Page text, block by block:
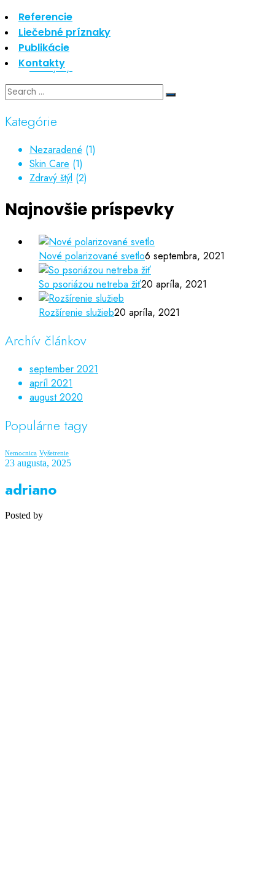
Referencie
Liečebné príznaky
Publikácie
Kontakty
Kategórie
Nezaradené
Skin Care
Zdravý štýl
Kategórie
Nezaradené (1)
Skin Care (1)
Zdravý štýl (2)
Najnovšie príspevky
Nové polarizované svetlo6 septembra, 2021
So psoriázou netreba žiť20 apríla, 2021
Rozšírenie služieb20 apríla, 2021
Archív článkov
september 2021
apríl 2021
august 2020
Populárne tagy
Nemocnica Vyšetrenie
23 augusta, 2025
adriano
Posted by